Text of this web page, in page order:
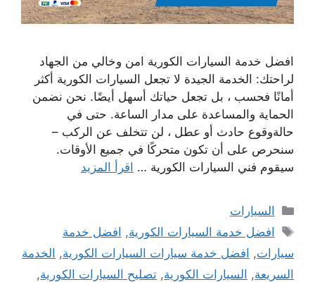
افضل خدمة السيارات الكورية امن وخالي من الجهاد
لراحتك: الخدمة الجيدة لا تجعل السيارات الكورية أكثر
أمانًا فحسب ، بل تجعل حياتك أسهل أيضًا. نحن نضمن
الحماية والمساعدة على مدار الساعة. حتى في
حالةوقوع حادث أو عطل ، لن تتخلف عن الركب –
سنحرص على أن تكون متحركًا في جميع الأوقات.
سيقوم فني السيارات الكورية … اقرأ المزيد
التصنيفات
السيارات
الوسوم
افضل خدمة السيارات الكورية, افضل خدمة
سيارات, افضل خدمة سيارات السيارات الكورية, الخدمة
السريعة, السيارات الكورية, تصليح السيارات الكورية,